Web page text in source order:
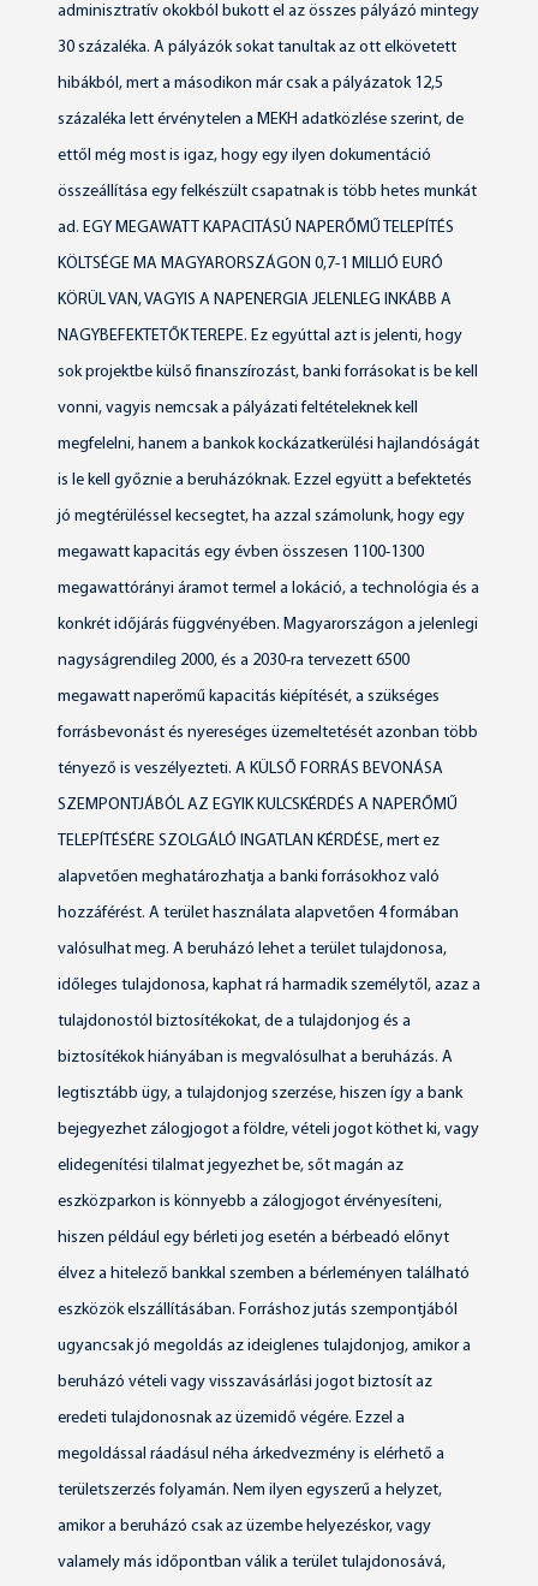
adminisztratív okokból bukott el az összes pályázó mintegy
30 százaléka. A pályázók sokat tanultak az ott elkövetett
hibákból, mert a másodikon már csak a pályázatok 12,5
százaléka lett érvénytelen a MEKH adatközlése szerint, de
ettől még most is igaz, hogy egy ilyen dokumentáció
összeállítása egy felkészült csapatnak is több hetes munkát
ad. EGY MEGAWATT KAPACITÁSÚ NAPERŐMŰ TELEPÍTÉS
KÖLTSÉGE MA MAGYARORSZÁGON 0,7-1 MILLIÓ EURÓ
KÖRÜL VAN, VAGYIS A NAPENERGIA JELENLEG INKÁBB A
NAGYBEFEKTETŐK TEREPE. Ez egyúttal azt is jelenti, hogy
sok projektbe külső finanszírozást, banki forrásokat is be kell
vonni, vagyis nemcsak a pályázati feltételeknek kell
megfelelni, hanem a bankok kockázatkerülési hajlandóságát
is le kell győznie a beruházóknak. Ezzel együtt a befektetés
jó megtérüléssel kecsegtet, ha azzal számolunk, hogy egy
megawatt kapacitás egy évben összesen 1100-1300
megawattórányi áramot termel a lokáció, a technológia és a
konkrét időjárás függvényében. Magyarországon a jelenlegi
nagyságrendileg 2000, és a 2030-ra tervezett 6500
megawatt naperőmű kapacitás kiépítését, a szükséges
forrásbevonást és nyereséges üzemeltetését azonban több
tényező is veszélyezteti. A KÜLSŐ FORRÁS BEVONÁSA
SZEMPONTJÁBÓL AZ EGYIK KULCSKÉRDÉS A NAPERŐMŰ
TELEPÍTÉSÉRE SZOLGÁLÓ INGATLAN KÉRDÉSE, mert ez
alapvetően meghatározhatja a banki forrásokhoz való
hozzáférést. A terület használata alapvetően 4 formában
valósulhat meg. A beruházó lehet a terület tulajdonosa,
időleges tulajdonosa, kaphat rá harmadik személytől, azaz a
tulajdonostól biztosítékokat, de a tulajdonjog és a
biztosítékok hiányában is megvalósulhat a beruházás. A
legtisztább ügy, a tulajdonjog szerzése, hiszen így a bank
bejegyezhet zálogjogot a földre, vételi jogot köthet ki, vagy
elidegenítési tilalmat jegyezhet be, sőt magán az
eszközparkon is könnyebb a zálogjogot érvényesíteni,
hiszen például egy bérleti jog esetén a bérbeadó előnyt
élvez a hitelező bankkal szemben a bérleményen található
eszközök elszállításában. Forráshoz jutás szempontjából
ugyancsak jó megoldás az ideiglenes tulajdonjog, amikor a
beruházó vételi vagy visszavásárlási jogot biztosít az
eredeti tulajdonosnak az üzemidő végére. Ezzel a
megoldással ráadásul néha árkedvezmény is elérhető a
területszerzés folyamán. Nem ilyen egyszerű a helyzet,
amikor a beruházó csak az üzembe helyezéskor, vagy
valamely más időpontban válik a terület tulajdonosává,